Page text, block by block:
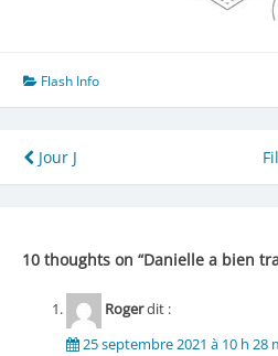
Flash Info
Navigation
de
Jour J
10 thoughts on “Danielle a bien
Rogerdit :
25 septembre 2021 à 10 h 28